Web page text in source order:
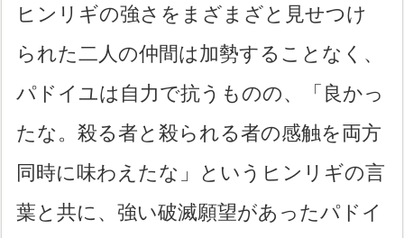
ヒンリギの強さをまざまざと見せつけ
られた二人の仲間は加勢することなく、
パドイユは自力で抗うものの、「良かっ
たな。殺る者と殺られる者の感触を両方
同時に味わえたな」というヒンリギの言
葉と共に、強い破滅願望があったパドイ